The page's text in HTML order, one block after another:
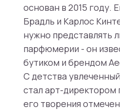
основан в 2015 году.
Брадль и Карлос
нужно представлять
парфюмерии - он
бутиком и брендом
С детства
стал арт-
его творения